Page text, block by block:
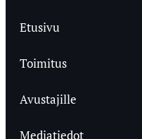
Etusivu
Toimitus
Avustajille
Mediatiedot